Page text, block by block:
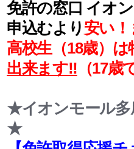
免許の窓口 イオ
申込むより 安い！
高校生（18歳）
出来ます‼ （17歳
★イオンモール
★